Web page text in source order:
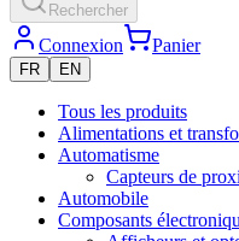
Rechercher
Connexion Panier
FR EN
Tous les produits
Alimentations et
Automatisme
Capteurs de
Automobile
Composants